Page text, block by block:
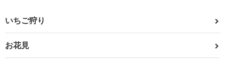
いちご狩り
お花見